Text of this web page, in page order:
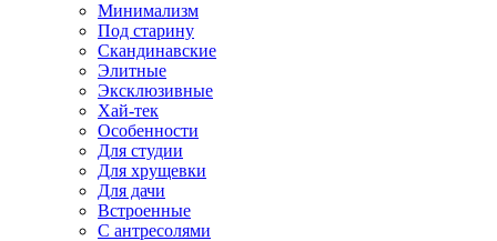
Минимализм
Под старину
Скандинавские
Элитные
Эксклюзивные
Хай-тек
Особенности
Для студии
Для хрущевки
Для дачи
Встроенные
С антресолями